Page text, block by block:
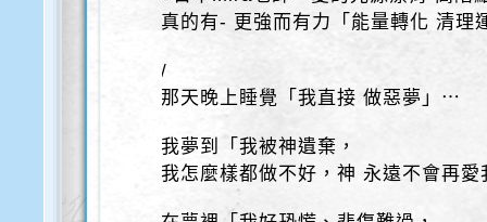
真的有- 更強而有力「能量轉化 清理
/
那天晚上睡覺「我直接 做惡夢」⋯
我夢到「我被神遺棄，
我怎麼樣都做不好，神 永遠不會再